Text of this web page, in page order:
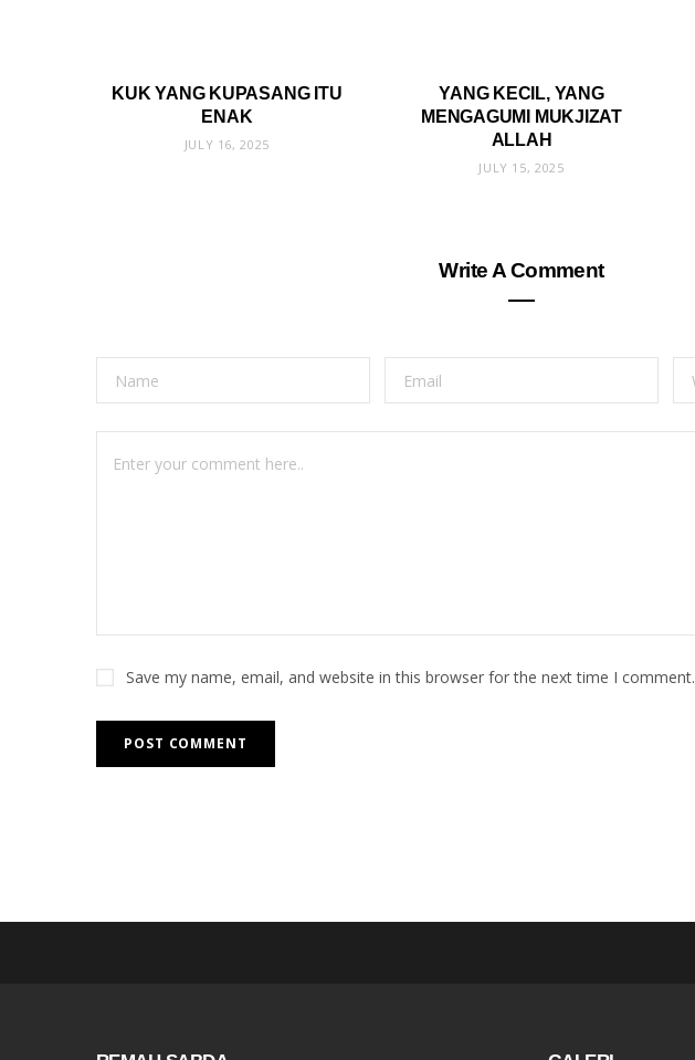
KUK YANG KUPASANG ITU
ENAK
JULY 16, 2025
YANG KECIL, YANG
MENGAGUMI MUKJIZAT
ALLAH
JULY 15, 2025
Write A Comment
Save my name, email, and website in this browser for the next time I comment.